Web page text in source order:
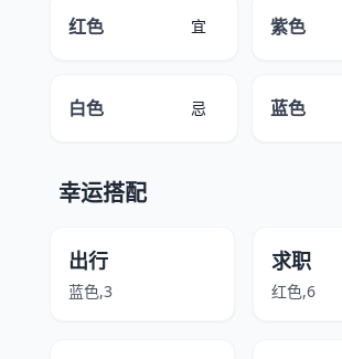
红色 宜 紫色
白色 忌 蓝色
幸运搭配
出行
蓝色,3
求职
红色,6